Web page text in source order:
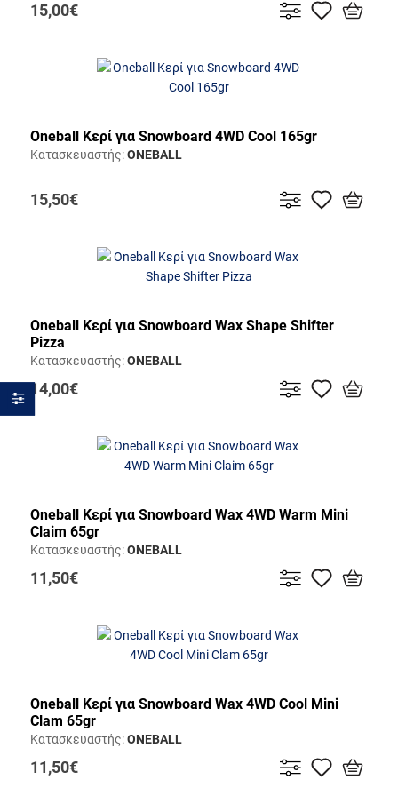
15,00€
Oneball Κερί για Snowboard 4WD Cool 165gr
Κατασκευαστής:ONEBALL
15,50€
Oneball Κερί για Snowboard Wax Shape Shifter
Pizza
Κατασκευαστής:ONEBALL
14,00€
Oneball Κερί για Snowboard Wax 4WD Warm Mini
Claim 65gr
Κατασκευαστής:ONEBALL
11,50€
Oneball Κερί για Snowboard Wax 4WD Cool Mini
Clam 65gr
Κατασκευαστής:ONEBALL
11,50€